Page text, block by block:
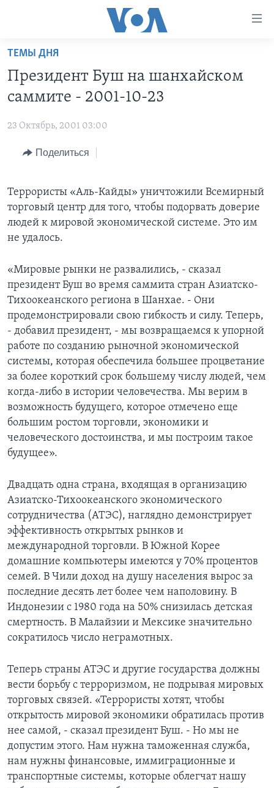
Перейти
основной
контент
навигации
поиск
ПРОГРАММЫ
НОВОСТИ ЗА МИНУТУ
ИТОГИ
ДИСКУССИЯ VOA
ДЕТАЛИ
НЬЮ-ЙОРК NEW YORK
АМЕРИКА. БОЛЬШОЕ ПУТЕШЕСТВИЕ
УЧИМ АНГЛИЙСКИЙ
НАША АМЕРИКАНСКАЯ ИСТОРИЯ
АРТЕФАКТЫ
АМЕРИКАНСКИЕ ГОРОДКИ
ТЕСТЫ
ЭКСПЕРТИЗА
ИНТЕРВЬЮ
ЗА СВОБОДУ ПРЕССЫ
УЧИМ АНГЛИЙСКИЙ
ВИДЕО
ПОДПИСКА НА НОВОСТИ
Learning English
СОЦИАЛЬНЫЕ СЕТИ
Языки
ТЕМЫ ДНЯ
Президент Буш на шанхайском
саммите - 2001-10-23
23 Октябрь, 2001 03:00
Поделиться
Террористы «Аль-Кайды» уничтожили Всемирный
торговый центр для того, чтобы подорвать доверие
людей к мировой экономической системе. Это им
не удалось.
«Мировые рынки не развалились, - сказал
президент Буш во время саммита стран Азиатско-
Тихоокеанского региона в Шанхае. - Они
продемонстрировали свою гибкость и силу. Теперь,
- добавил президент, - мы возвращаемся к упорной
работе по созданию рыночной экономической
системы, которая обеспечила большее процветание
за более короткий срок большему числу людей, чем
когда-либо в истории человечества. Мы верим в
возможность будущего, которое отмечено еще
большим ростом торговли, экономики и
человеческого достоинства, и мы построим такое
будущее».
Двадцать одна страна, входящая в организацию
Азиатско-Тихоокеанского экономического
сотрудничества (АТЭС), наглядно демонстрирует
эффективность открытых рынков и
международной торговли. В Южной Корее
домашние компьютеры имеются у 70% процентов
семей. В Чили доход на душу населения вырос за
последние десять лет более чем наполовину. В
Индонезии с 1980 года на 50% снизилась детская
смертность. В Малайзии и Мексике значительно
сократилось число неграмотных.
Теперь страны АТЭС и другие государства должны
вести борьбу с терроризмом, не подрывая мировых
торговых связей. «Террористы хотят, чтобы
открытость мировой экономики обратилась против
нее самой, - сказал президент Буш. - Но мы не
допустим этого. Нам нужна таможенная служба,
нам нужны финансовые, иммиграционные и
транспортные системы, которые облегчат нашу